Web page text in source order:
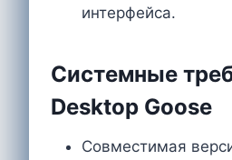
интерфейса.
Системные
Desktop Goose
Совместимая